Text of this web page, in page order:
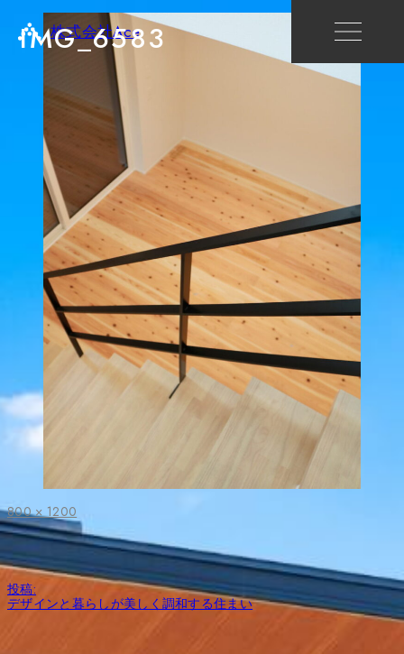
株式会社Ace
IMG_6583
フ
ル
サ
イ
ズ
800 × 1200
投
稿
ナ
投稿:
デザインと暮らしが美しく調和する住まい